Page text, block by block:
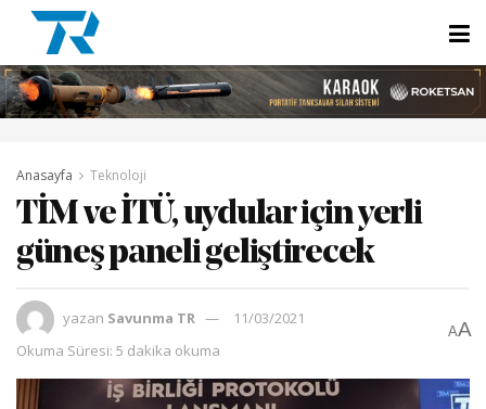
Anasayfa Teknoloji
TİM ve İTÜ, uydular için yerli
güneş paneli geliştirecek
yazan Savunma TR
11/03/2021
Okuma Süresi: 5 dakika okuma
AA